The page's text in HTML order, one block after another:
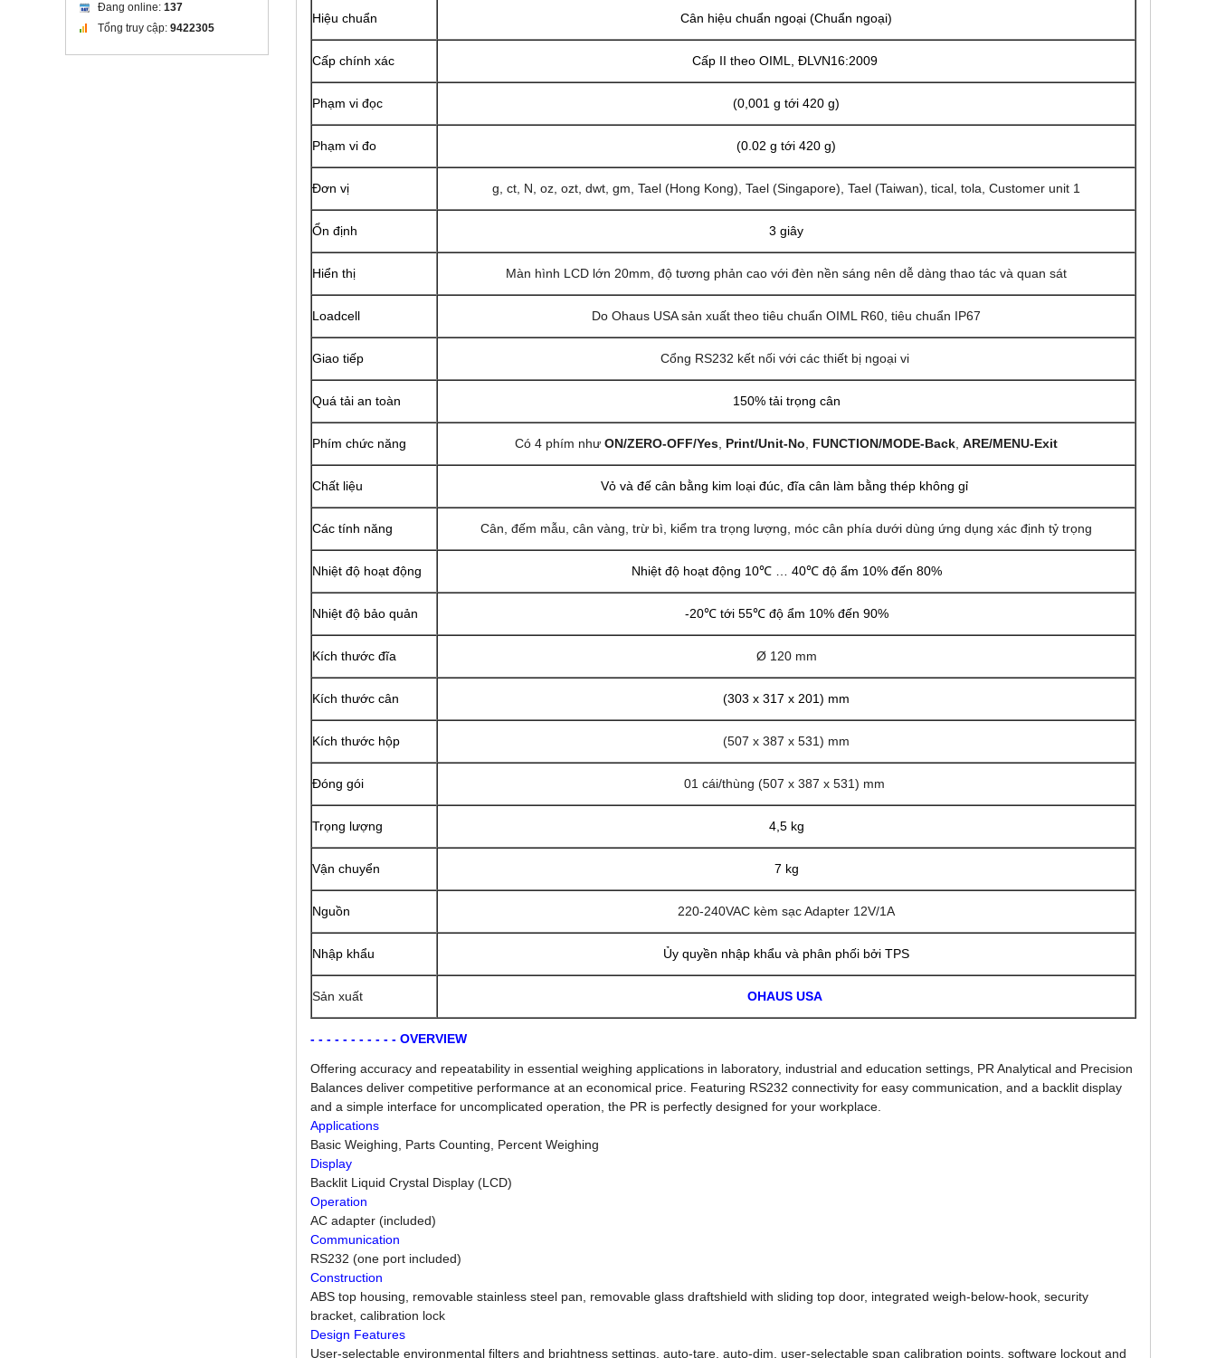
Hiệu chuẩn Cân hiệu chuẩn ngoại (Chuẩn ngoại)
Cấp chính xác Cấp II theo OIML, ĐLVN16:2009
Phạm vi đọc (0,001 g tới 420 g)
Phạm vi đo (0.02 g tới 420 g)
Đơn vị g, ct, N, oz, ozt, dwt, gm, Tael (Hong Kong), Tael (Singapore), Tael (Taiwan), tical, tola, Customer unit 1
Ổn định 3 giây
Hiển thị Màn hình LCD lớn 20mm, độ tương phản cao với đèn nền sáng nên dễ dàng thao tác và quan sát
Loadcell Do Ohaus USA sản xuất theo tiêu chuẩn OIML R60, tiêu chuẩn IP67
Giao tiếp Cổng RS232 kết nối với các thiết bị ngoại vi
Quá tải an toàn 150% tải trọng cân
Phím chức năng Có 4 phím như ON/ZERO-OFF/Yes Print/Unit-No FUNCTION/MODE-Back ARE/MENU-Exit
Chất liệu Vỏ và đế cân bằng kim loại đúc, đĩa cân làm bằng thép không gỉ
Các tính năng Cân, đếm mẫu, cân vàng, trừ bì, kiểm tra trọng lượng, móc cân phía dưới dùng ứng dụng xác định tỷ trọng
Nhiệt độ hoạt động Nhiệt độ hoạt động 10℃ … 40℃ độ ẩm 10% đến 80%
Nhiệt độ bảo quản -20℃ tới 55℃ độ ẩm 10% đến 90%
Kích thước đĩa Ø 120 mm
Kích thước cân (303 x 317 x 201) mm
Kích thước hộp (507 x 387 x 531) mm
Đóng gói 01 cái/thùng (507 x 387 x 531) mm
Trọng lượng 4,5 kg
Vận chuyển 7 kg
Nguồn 220-240VAC kèm sạc Adapter 12V/1A
Nhập khẩu Ủy quyền nhập khẩu và phân phối bởi TPS
Sản xuất OHAUS USA
- - - - - - - - - - - OVERVIEW
Offering accuracy and repeatability in essential weighing applications in laboratory, industrial and education settings, PR Analytical and Precision
Balances deliver competitive performance at an economical price. Featuring RS232 connectivity for easy communication, and a backlit display
and a simple interface for uncomplicated operation, the PR is perfectly designed for your workplace.
Applications
Basic Weighing, Parts Counting, Percent Weighing
Display
Backlit Liquid Crystal Display (LCD)
Operation
AC adapter (included)
Communication
RS232 (one port included)
Construction
ABS top housing, removable stainless steel pan, removable glass draftshield with sliding top door, integrated weigh-below-hook, security
bracket, calibration lock
Design Features
User-selectable environmental filters and brightness settings, auto-tare, auto-dim, user-selectable span calibration points, software lockout and
Đang online: 137
Tổng truy cập: 9422305